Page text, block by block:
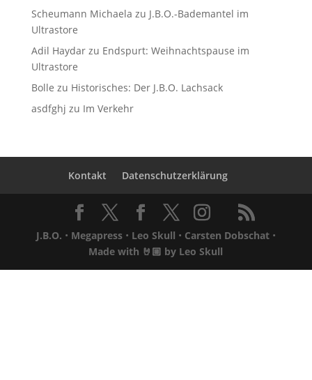
Scheumann Michaela zu J.B.O.-Bademantel im
Ultrastore
Adil Haydarzu Endspurt: Weihnachtspause im
Ultrastore
Bolle zu Historisches: Der J.B.O. Lachsack
asdfghj zu Im Verkehr
Kontakt Datenschutzerklärung
J.B.O. • Megapress• Leo Skull • Carsten Dobschat•
Made with 🤘🏼 by Leo Skull